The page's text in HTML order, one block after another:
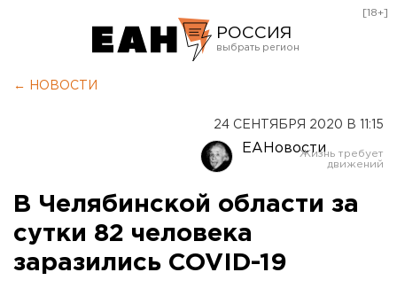
РОССИЯ
Оренбург
[18+]
← НОВОСТИ
24 СЕНТЯБРЯ 2020 В 11:15
ЕАНовости
В Челябинской области за
сутки 82 человека
заразились COVID-19